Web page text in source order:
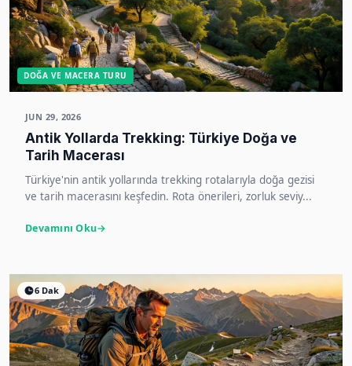
DOĞA VE MACERA TURU
JUN 29, 2026
Antik Yollarda Trekking: Türkiye Doğa ve
Tarih Macerası
Türkiye'nin antik yollarında trekking rotalarıyla doğa gezisi
ve tarih macerasını keşfedin. Rota önerileri, zorluk seviy...
Devamını Oku
6 Dak